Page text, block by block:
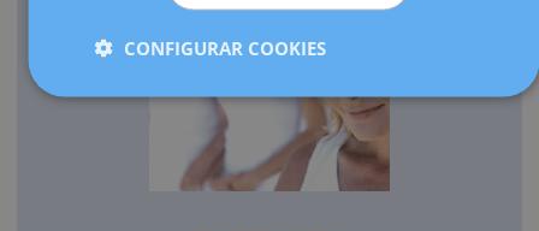
CONFIGURAR COOKIES